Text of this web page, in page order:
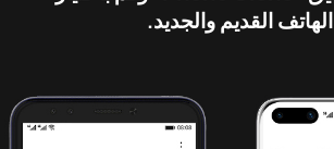
الهاتف القديم والجديد.